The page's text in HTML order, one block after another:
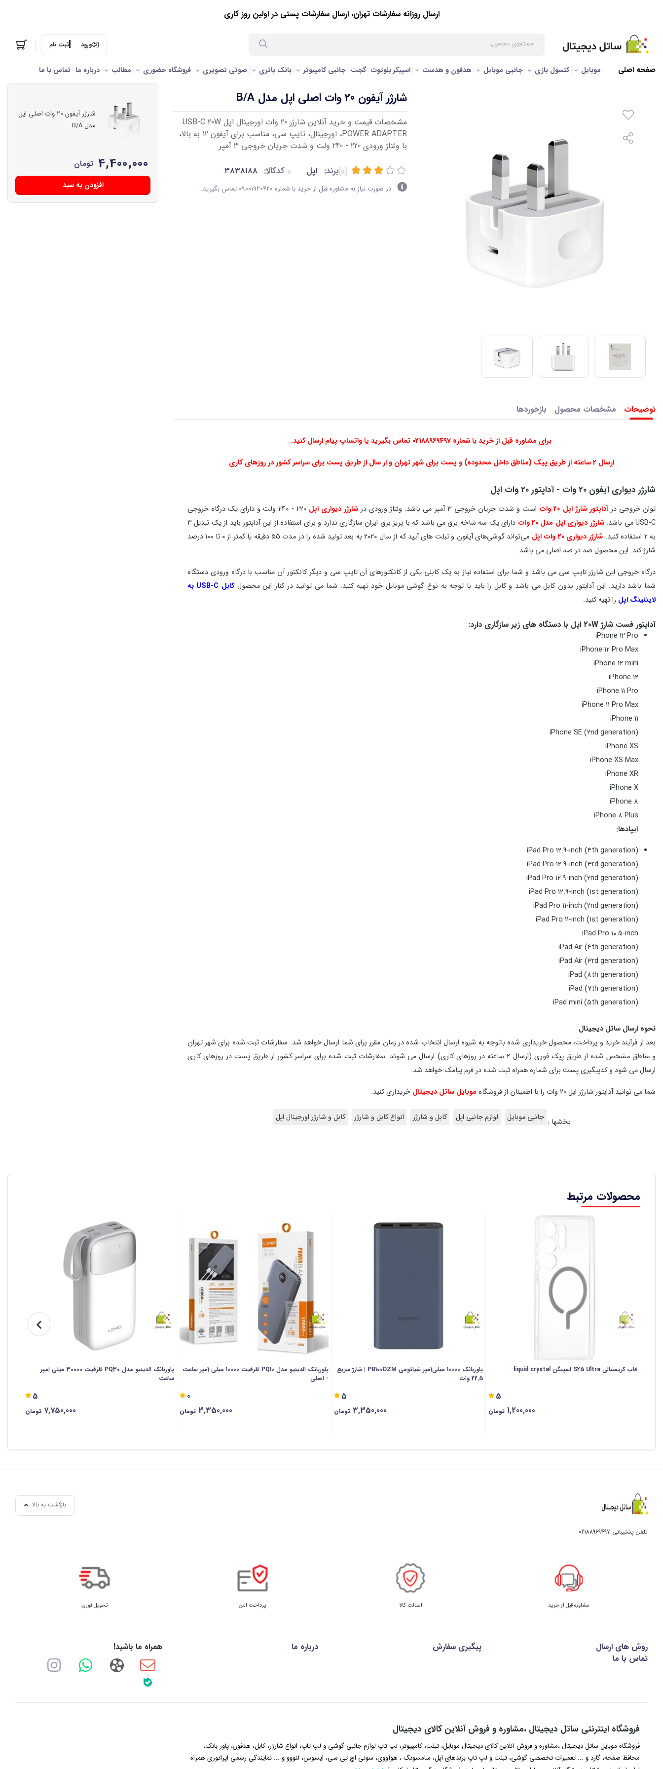
ارسال روزانه سفارشات تهران، ارسال سفارشات پستی در اولین روز کاری
ورود ثبت نام
صفحه اصلی موبایل کنسول بازی جانبی موبایل هدفون و هدست اسپیکر بلوتوث گجت جانبی کامپیوتر بانک باتری صوتی تصویری فروشگاه حضوری مطالب درباره ما تماس با ما صفحه اصلی جانبی موبایل / شارژر آیفون 20 وات اصلی اپل مدل B/A
شارژر آیفون 20 وات اصلی اپل مدل B/A
مشخصات قیمت و خرید آنلاین شارژر 20 وات اورجینال اپل USB-C 20W
POWER ADAPTER، اورجینال، تایپ سی، مناسب برای آیفون 12 به بالا،
با ولتاژ ورودی 220 - 240 ولت و شدت جریان خروجی 3 آمپر
(2) برند: اپل کدکالا: 3838188
در صورت نیاز به مشاوره قبل از خرید با شماره 09001920420 تماس بگیرید.
توضیحات مشخصات محصول بازخوردها
برای مشاوره قبل از خرید با شماره 02188969497 تماس بگیرید یا واتساپ پیام ارسال کنید.
ارسال 2 ساعته از طریق پیک (مناطق داخل محدوده) و پست برای شهر تهران و ار سال از طریق پست برای سراسر کشور در روزهای کاری
شارژر دیواری آیفون 20 وات - آداپتور 20 وات اپل
توان خروجی درآداپتور شارژ اپل 20 وات است و شدت جریان خروجی 3 آمپر می باشد. ولتاژ ورودی در شارژر دیواری اپل
220 - 240 ولت و دارای یک درگاه خروجی
USB-C می باشد.
شارژر دیواری اپل مدل 20 وات
دارای یک سه شاخه برق می باشد که با پریز برق ایران سازگاری ندارد و برای استفاده از این آداپتور باید از یک تبدیل 3
به 2 استفاده کنید.
شارژر دیواری 20 وات اپل
می‌تواند گوشی‌های آیفون و تبلت های آیپد که از سال 2020 به بعد تولید شده را در مدت 55 دقیقه یا کمتر از 0 تا 100 درصد
شارژ کند. این محصول صد در صد اصلی می باشد.
درگاه خروجی این شارژر تایپ سی می باشد و شما برای استفاده نیاز به یک کابلی یکی از کانکتورهای آن تایپ سی و دیگر کانکتور آن مناسب با درگاه ورودی دستگاه
شما باشد دارید. این آداپتور بدون کابل می باشد و کابل را باید با توجه به نوع گوشی موبایل خود تهیه کنید. شما می توانید در کنار این محصول
کابل USB-C به
لایتنینگ اپل را تهیه کنید.
آداپتور فست شارژ 20W اپل با دستگاه های زیر سازگاری دارد:
iPhone 12 Pro
iPhone 12 Pro Max
iPhone 12 mini
iPhone 12
iPhone 11 Pro
iPhone 11 Pro Max
iPhone 11
iPhone SE (2nd generation)
iPhone XS
iPhone XS Max
iPhone XR
iPhone X
iPhone 8
iPhone 8 Plus
آیپادها:
iPad Pro 12.9-inch (4th generation)
iPad Pro 12.9-inch (3rd generation)
iPad Pro 12.9-inch (2nd generation)
iPad Pro 12.9-inch (1st generation)
iPad Pro 11-inch (2nd generation)
iPad Pro 11-inch (1st generation)
iPad Pro 10.5-inch
iPad Air (4th generation)
iPad Air (3rd generation)
iPad (8th generation)
iPad (7th generation)
iPad mini (5th generation)
نحوه ارسال ساتل دیجیتال
بعد از فرآیند خرید و پرداخت، محصول خریداری شده باتوجه به شیوه ارسال انتخاب شده در زمان مقرر برای شما ارسال خواهد شد. سفارشات ثبت شده برای شهر تهران
و مناطق مشخص شده از طریق پیک فوری (ارسال 2 ساعته در روزهای کاری) ارسال می شوند. سفارشات ثبت شده برای سراسر کشور از طریق پست در روزهای کاری
ارسال می شود و کدپیگیری پست برای شماره همراه ثبت شده در فرم پیامک خواهد شد.
شما می توانید آداپتور شارژر اپل 20 وات را با اطمینان از فروشگاه
موبایل ساتل دیجیتال خریداری کنید.
بخشها : جانبی موبایل لوازم جانبی اپل کابل و شارژر انواع کابل و شارژر کابل و شارژر اورجینال اپل
شارژر آیفون 20 وات اصلی اپل
مدل B/A
4,400,000 تومان
افزودن به سبد
محصولات مرتبط
قاب کریستالی S25 Ultra اسپیگن liquid crystal
5
1,200,000 تومان
پاوربانک 10000 میلی‌آمپر شیائومی PB100DZM | شارژ سریع
22.5 وات
5
3,350,000 تومان
پاوربانک الدینیو مدل PQ10 ظرفیت 10000 میلی آمپر ساعت
- اصلی
0
3,350,000 تومان
پاوربانک الدینیو مدل PQ30 ظرفیت 30000 میلی آمپر
ساعت
5
7,750,000 تومان
بازگشت به بالا
تلفن پشتیبانی 02188969497
مشاوره قبل از خرید اصالت کالا پرداخت امن تحویل فوری
روش های ارسال پیگیری سفارش
درباره ما
تماس با ما
همراه ما باشید!
فروشگاه اینترنتی ساتل دیجیتال ،مشاوره و فروش آنلاین کالای دیجیتال
فروشگاه موبایل ساتل دیجیتال ،مشاوره و فروش آنلاین کالای دیجیتال موبایل، تبلت، کامپیوتر، لپ تاپ لوازم جانبی گوشی و لپ تاپ، انواع شارژر، کابل، هدفون، پاور بانک،
محافظ صفحه، گارد و ... تعمیرات تخصصی گوشی، تبلت و لپ تاپ برندهای اپل، سامسونگ ، هوآووی، سونی اچ تی سی، ایسوس، لنووو و ... نمایندگی رسمی اپراتوری همراه